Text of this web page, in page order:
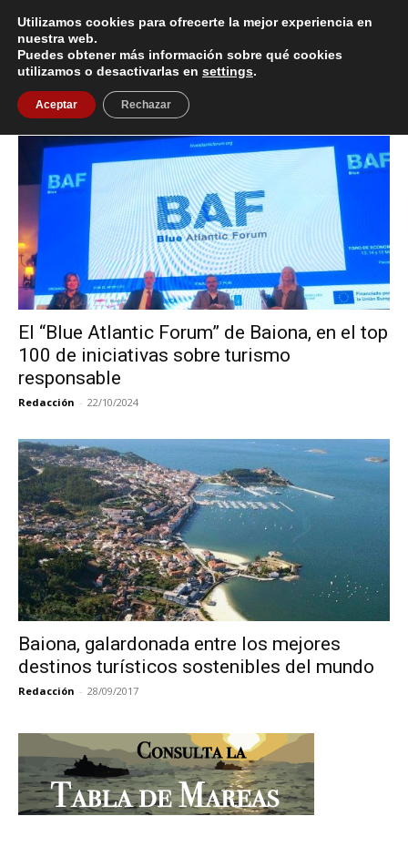
Inicio Etiquetas Green Destinations
Etiqueta: Green Destinations
El “Blue Atlantic Forum” de Baiona, en el top
100 de iniciativas sobre turismo
responsable
Redacción - 22/10/2024
Baiona, galardonada entre los mejores
destinos turísticos sostenibles del mundo
Redacción - 28/09/2017
Utilizamos cookies para ofrecerte la mejor experiencia en
nuestra web.
Puedes obtener más información sobre qué cookies
utilizamos o desactivarlas en settings.
Aceptar Rechazar